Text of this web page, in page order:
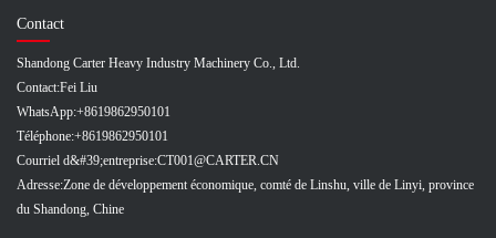
Contact
Shandong Carter Heavy Industry Machinery Co., Ltd.
Contact:Fei Liu
WhatsApp:+8619862950101
Téléphone:+8619862950101
Courriel d&#39;entreprise:CT001@CARTER.CN
Adresse:Zone de développement économique, comté de Linshu, ville de Linyi, province
du Shandong, Chine